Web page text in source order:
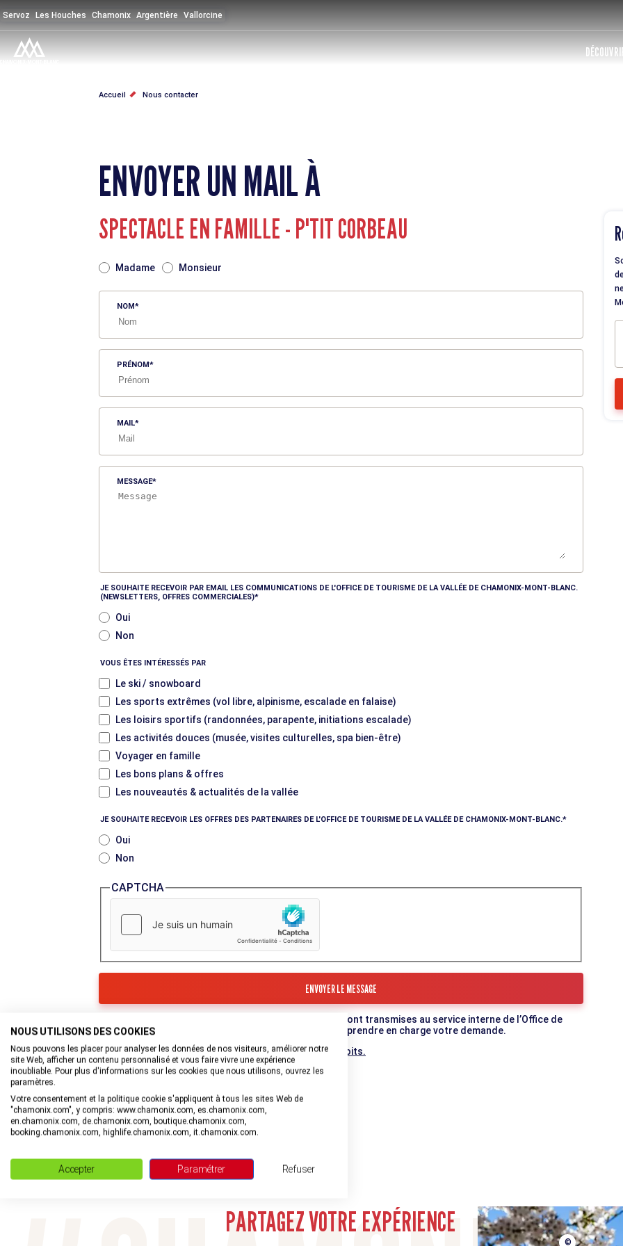
au
contenu
principal
Servoz Les Houches Chamonix Argentière Vallorcine
FILAccueil Nous contacter
ENVOYER UN MAIL À
SPECTACLE EN FAMILLE - P'TIT CORBEAU
Madame Monsieur
NOM
PRÉNOM
MAIL
MESSAGE
JE SOUHAITE RECEVOIR PAR EMAIL LES COMMUNICATIONS DE L'OFFICE DE TOURISME DE LA VALLÉE DE CHAMONIX-MONT-BLANC.
(NEWSLETTERS, OFFRES COMMERCIALES)
Oui
Non
VOUS ÊTES INTÉRESSÉS PAR
Le ski / snowboard
Les sports extrêmes (vol libre, alpinisme, escalade en falaise)
Les loisirs sportifs (randonnées, parapente, initiations escalade)
Les activités douces (musée, visites culturelles, spa bien-être)
Voyager en famille
Les bons plans & offres
Les nouveautés & actualités de la vallée
JE SOUHAITE RECEVOIR LES OFFRES DES PARTENAIRES DE L'OFFICE DE TOURISME DE LA VALLÉE DE CHAMONIX-MONT-BLANC.
Oui
Non
CAPTCHA
Les informations recueillies à partir de ce formulaire sont transmises au service interne de l’Office de
Tourisme de la Vallée de Chamonix-Mont-Blanc qui va prendre en charge votre demande.
En savoir plus sur la gestion de vos données et vos droits.
PARTAGEZ VOTRE EXPÉRIENCE
©
NOUS UTILISONS DES COOKIES
Nous pouvons les placer pour analyser les données de nos visiteurs, améliorer notre
site Web, afficher un contenu personnalisé et vous faire vivre une expérience
inoubliable. Pour plus d'informations sur les cookies que nous utilisons, ouvrez les
paramètres.
Votre consentement et la politique cookie s'appliquent à tous les sites Web de
"chamonix.com", y compris: www.chamonix.com, es.chamonix.com,
en.chamonix.com, de.chamonix.com, boutique.chamonix.com,
booking.chamonix.com, highlife.chamonix.com, it.chamonix.com.
Accepter Paramétrer Refuser